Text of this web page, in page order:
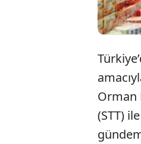
Orman
(STT)